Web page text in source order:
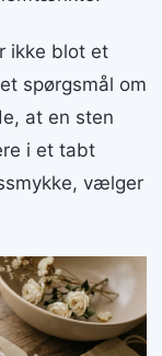
ikke blot et
spørgsmål om
at en sten
i et tabt
vælger